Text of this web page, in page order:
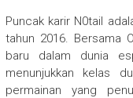
Puncak karir N0tail
tahun 2016. Bersama
baru dalam dunia
menunjukkan kelas
permainan yang